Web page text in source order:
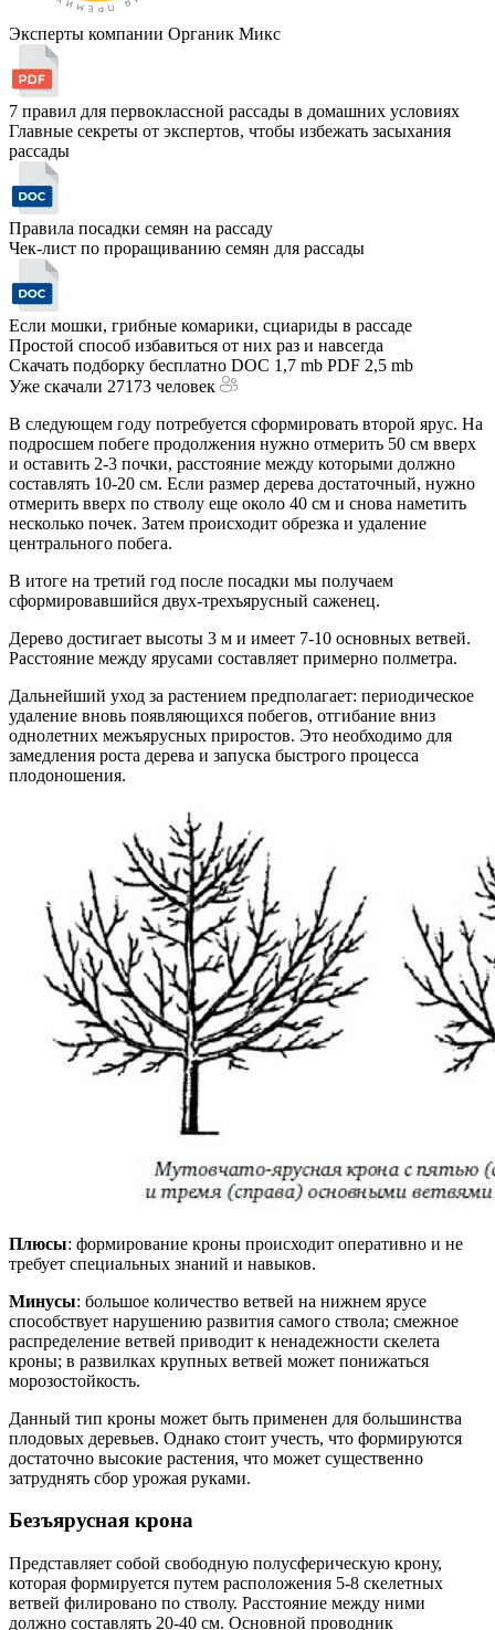
Эксперты компании Органик Микс
7 правил для первоклассной рассады в домашних условиях
Главные секреты от экспертов, чтобы избежать засыхания
рассады
Правила посадки семян на рассаду
Чек-лист по проращиванию семян для рассады
Если мошки, грибные комарики, сциариды в рассаде
Простой способ избавиться от них раз и навсегда
Скачать подборку бесплатно DOC 1,7 mb PDF 2,5 mb
Уже скачали 27173 человек
В следующем году потребуется сформировать второй ярус. На
подросшем побеге продолжения нужно отмерить 50 см вверх
и оставить 2-3 почки, расстояние между которыми должно
составлять 10-20 см. Если размер дерева достаточный, нужно
отмерить вверх по стволу еще около 40 см и снова наметить
несколько почек. Затем происходит обрезка и удаление
центрального побега.
В итоге на третий год после посадки мы получаем
сформировавшийся двух-трехъярусный саженец.
Дерево достигает высоты 3 м и имеет 7-10 основных ветвей.
Расстояние между ярусами составляет примерно полметра.
Дальнейший уход за растением предполагает: периодическое
удаление вновь появляющихся побегов, отгибание вниз
однолетних межъярусных приростов. Это необходимо для
замедления роста дерева и запуска быстрого процесса
плодоношения.
Плюсы: формирование кроны происходит оперативно и не
требует специальных знаний и навыков.
Минусы: большое количество ветвей на нижнем ярусе
способствует нарушению развития самого ствола; смежное
распределение ветвей приводит к ненадежности скелета
кроны; в развилках крупных ветвей может понижаться
морозостойкость.
Данный тип кроны может быть применен для большинства
плодовых деревьев. Однако стоит учесть, что формируются
достаточно высокие растения, что может существенно
затруднять сбор урожая руками.
Безъярусная крона
Представляет собой свободную полусферическую крону,
которая формируется путем расположения 5-8 скелетных
ветвей филировано по стволу. Расстояние между ними
должно составлять 20-40 см. Основной проводник